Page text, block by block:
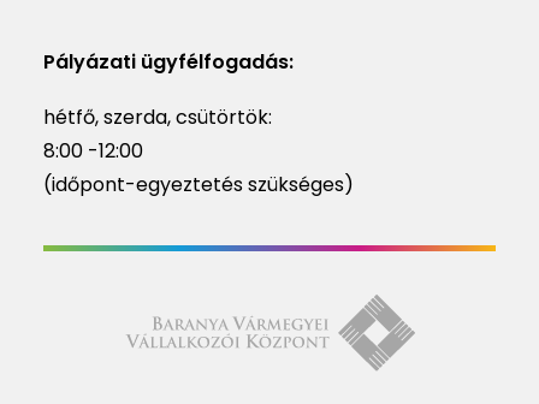
Pályázati ügyfélfogadás:
hétfő, szerda, csütörtök:
8:00 -12:00
(időpont-egyeztetés szükséges)